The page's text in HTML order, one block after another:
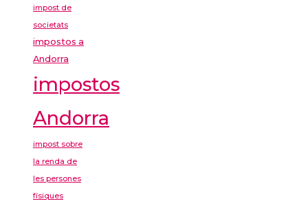
impost de
societats
impostos a
Andorra
impostos
Andorra
impost sobre
la renda de
les persones
físiques